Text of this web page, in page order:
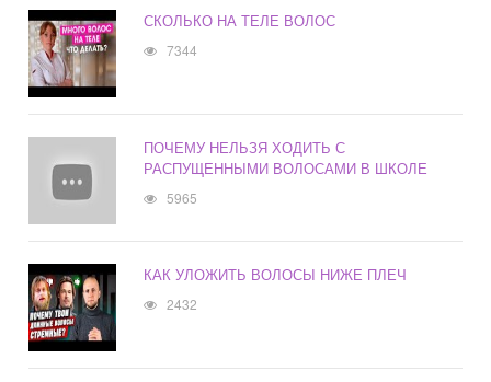
СКОЛЬКО НА ТЕЛЕ ВОЛОС
7344
ПОЧЕМУ НЕЛЬЗЯ ХОДИТЬ С
РАСПУЩЕННЫМИ ВОЛОСАМИ В ШКОЛЕ
5965
КАК УЛОЖИТЬ ВОЛОСЫ НИЖЕ ПЛЕЧ
2432